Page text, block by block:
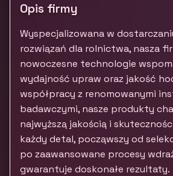
Opis firmy
Wyspecjalizowana w
rozwiązań dla rolnictwa, nasza
nowoczesne technologie
wydajność upraw oraz jakość
współpracy z renomowanymi
badawczymi, nasze produkty
najwyższą jakością i
każdy detal, począwszy od
po zaawansowane procesy
gwarantuje doskonałe rezultaty.